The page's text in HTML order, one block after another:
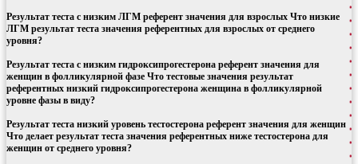
Результат теста с низким ЛГМ референт значения для взрослых Что низкие
ЛГМ результат теста значения референтных для взрослых от среднего
уровня?
Результат теста с низким гидроксипрогестерона референт значения для
женщин в фолликулярной фазе Что тестовые значения результат
референтных низкий гидроксипрогестерона женщина в фолликулярной
уровне фазы в виду?
Результат теста низкий уровень тестостерона референт значения для женщин
Что делает результат теста значения референтных ниже тестостерона для
женщин от среднего уровня?